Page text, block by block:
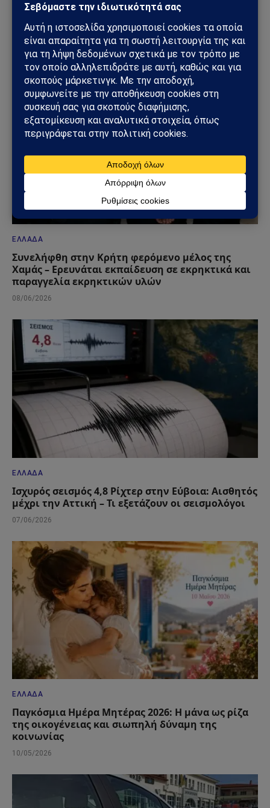
ΕΛΛΆΔΑ
Μέγαρα: Γυναίκα παρασύρθηκε από συρμό του
Προαστιακού – Ανασύρθηκε χωρίς τις αισθήσεις
της
02/08/2026
ΕΛΛΆΔΑ
Συνελήφθη στην Κρήτη φερόμενο μέλος της
Χαμάς – Ερευνάται εκπαίδευση σε εκρηκτικά και
παραγγελία εκρηκτικών υλών
08/06/2026
ΕΛΛΆΔΑ
Ισχυρός σεισμός 4,8 Ρίχτερ στην Εύβοια: Αισθητός
μέχρι την Αττική – Τι εξετάζουν οι σεισμολόγοι
07/06/2026
ΕΛΛΆΔΑ
Παγκόσμια Ημέρα Μητέρας 2026: Η μάνα ως ρίζα
της οικογένειας και σιωπηλή δύναμη της
κοινωνίας
10/05/2026